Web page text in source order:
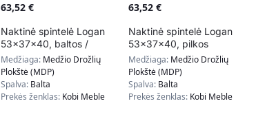
63,52 €
Naktinė spintelė Logan
53x37x40, baltos /
smėlio spalvos
Medžiaga: Medžio Drožlių
Plokštė (MDP)
Spalva: Balta
Prekės ženklas: Kobi Meble
63,52€
Naktinė spintelė Logan
53x37x40, pilkos
spalvos
Medžiaga: Medžio Drožlių
Plokštė (MDP)
Spalva: Balta
Prekės ženklas: Kobi Meble